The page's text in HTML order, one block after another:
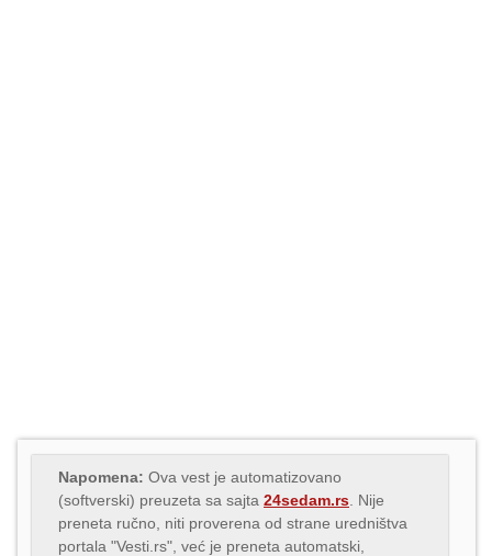
Napomena: Ova vest je automatizovano
(softverski) preuzeta sa sajta 24sedam.rs . Nije
preneta ručno, niti proverena od strane uredništva
portala "Vesti.rs", već je preneta automatski,